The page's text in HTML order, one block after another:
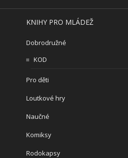
KNIHY PRO MLÁDEŽ
Dobrodružné
KOD
Pro děti
Loutkové hry
Naučné
Komiksy
Rodokapsy